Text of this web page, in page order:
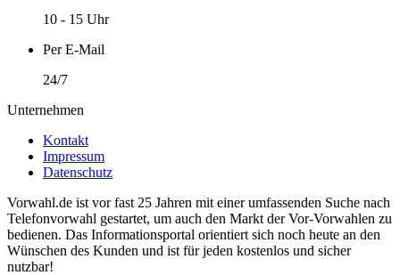
10 - 15 Uhr
Per E-Mail
24/7
Unternehmen
Kontakt
Impressum
Datenschutz
Vorwahl.de ist vor fast 25 Jahren mit einer umfassenden Suche nach
Telefonvorwahl gestartet, um auch den Markt der Vor-Vorwahlen zu
bedienen. Das Informationsportal orientiert sich noch heute an den
Wünschen des Kunden und ist für jeden kostenlos und sicher
nutzbar!